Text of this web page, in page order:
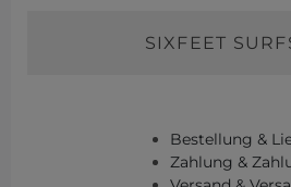
SIXFEET
Bestellung &
Zahlung &